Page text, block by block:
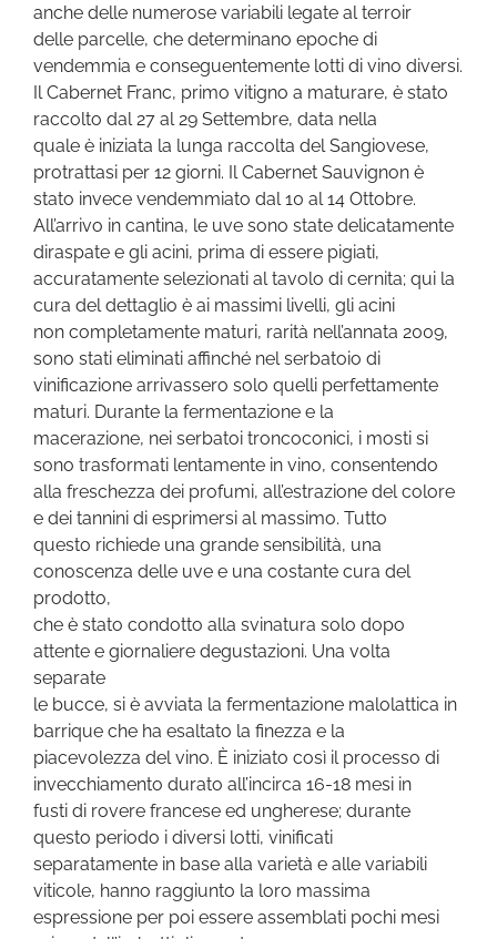
anche delle numerose variabili legate al terroir
delle parcelle, che determinano epoche di
vendemmia e conseguentemente lotti di vino diversi.
Il Cabernet Franc, primo vitigno a maturare, è stato
raccolto dal 27 al 29 Settembre, data nella
quale è iniziata la lunga raccolta del Sangiovese,
protrattasi per 12 giorni. Il Cabernet Sauvignon è
stato invece vendemmiato dal 10 al 14 Ottobre.
All’arrivo in cantina, le uve sono state delicatamente
diraspate e gli acini, prima di essere pigiati,
accuratamente selezionati al tavolo di cernita; qui la
cura del dettaglio è ai massimi livelli, gli acini
non completamente maturi, rarità nell’annata 2009,
sono stati eliminati affinché nel serbatoio di
vinificazione arrivassero solo quelli perfettamente
maturi. Durante la fermentazione e la
macerazione, nei serbatoi troncoconici, i mosti si
sono trasformati lentamente in vino, consentendo
alla freschezza dei profumi, all’estrazione del colore
e dei tannini di esprimersi al massimo. Tutto
questo richiede una grande sensibilità, una
conoscenza delle uve e una costante cura del
prodotto,
che è stato condotto alla svinatura solo dopo
attente e giornaliere degustazioni. Una volta
separate
le bucce, si è avviata la fermentazione malolattica in
barrique che ha esaltato la finezza e la
piacevolezza del vino. È iniziato così il processo di
invecchiamento durato all’incirca 16-18 mesi in
fusti di rovere francese ed ungherese; durante
questo periodo i diversi lotti, vinificati
separatamente in base alla varietà e alle variabili
viticole, hanno raggiunto la loro massima
espressione per poi essere assemblati pochi mesi